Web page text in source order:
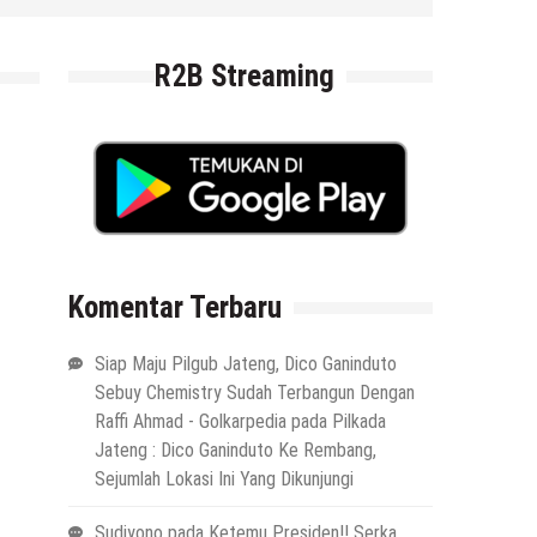
R2B Streaming
Komentar Terbaru
Siap Maju Pilgub Jateng, Dico Ganinduto
Sebuy Chemistry Sudah Terbangun Dengan
Raffi Ahmad - Golkarpedia pada Pilkada
Jateng : Dico Ganinduto Ke Rembang,
Sejumlah Lokasi Ini Yang Dikunjungi